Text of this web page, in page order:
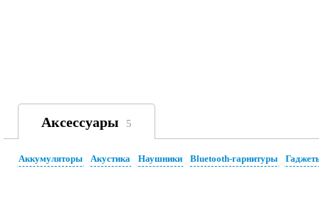
Аксессуары 5
Аккумуляторы Акустика Наушники Bluetooth-гарнитуры